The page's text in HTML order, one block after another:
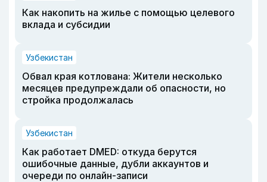
Как накопить на жилье с помощью целевого
вклада и субсидии
Узбекистан
Обвал края котлована: Жители несколько
месяцев предупреждали об опасности, но
стройка продолжалась
Узбекистан
Как работает DMED: откуда берутся
ошибочные данные, дубли аккаунтов и
очереди по онлайн-записи